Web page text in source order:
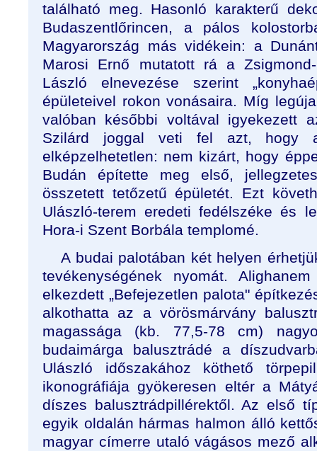
található meg. Hasonló karakterű
Budaszentlőrincen, a pálos
Magyarország más vidékein: a
Marosi Ernő mutatott rá a
László elnevezése szerint
épületeivel rokon vonásaira. Míg
valóban későbbi voltával igyekezett
Szilárd joggal veti fel azt, hogy
elképzelhetetlen: nem kizárt, hogy
Budán építette meg első,
összetett tetőzetű épületét. Ezt
Ulászló-terem eredeti fedélszéke és
Hora-i Szent Borbála templomé.
A budai palotában két helyen
tevékenységének nyomát.
elkezdett „Befejezetlen palota"
alkothatta az a vörösmárvány
magassága (kb. 77,5-78 cm)
budaimárga balusztrádé a
Ulászló időszakához köthető
ikonográfiája gyökeresen eltér a
díszes balusztrádpillérektől. Az első
egyik oldalán hármas halmon álló
magyar címerre utaló vágásos mező